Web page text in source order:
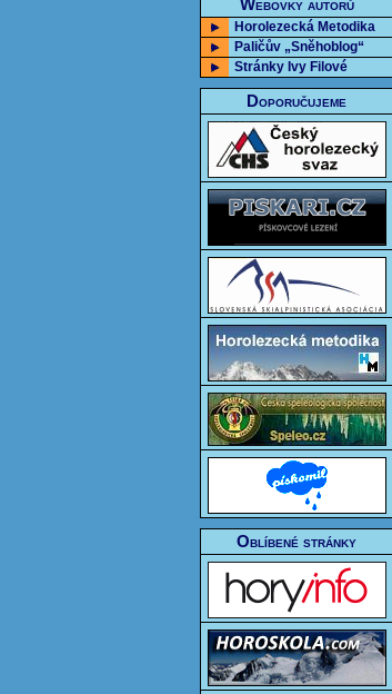
Webovky autorů
Horolezecká Metodika
Paličův „Sněhoblog“
Stránky Ivy Filové
Doporučujeme
Oblíbené stránky